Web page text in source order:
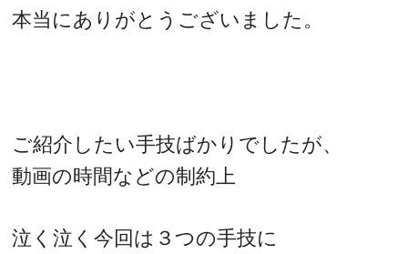
本当にありがとうございました。
ご紹介したい手技ばかりでしたが、
動画の時間などの制約上
泣く泣く今回は３つの手技に